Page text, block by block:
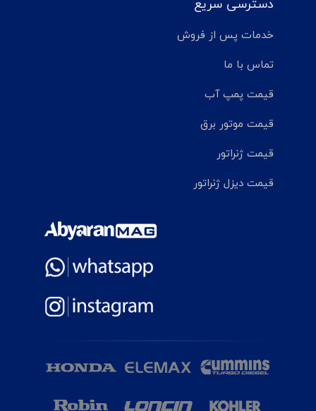
دسترسی سریع
خدمات پس از فروش
تماس با ما
قیمت پمپ آب
قیمت موتور برق
قیمت ژنراتور
قیمت دیزل ژنراتور